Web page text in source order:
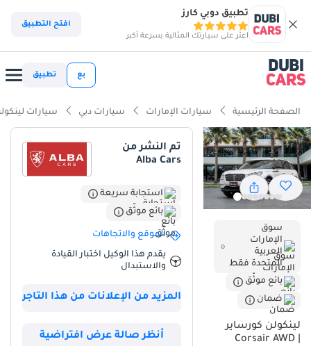
تطبيق دوبي كارز
اعثر على سيارتك المثالية بسرعة أكبر
افتح التطبيق
بع تطبيق
الصفحة الرئيسية سيارات الإمارات سيارات دبي سيارات
سوق
الإمارات
العربية
المتحدة فقط
بائع موثّق
ضمان
لينكولن كورساير
Corsair AWD |
تم النشر من
Alba Cars
استجابة سريعة
بائع موثّق
الموقع والاتجاهات
يقدم هذا الوكيل اختبار القيادة
والاستبدال
المزيد من الإعلانات من هذا التاجر
أنظر صالة عرض افتراضية